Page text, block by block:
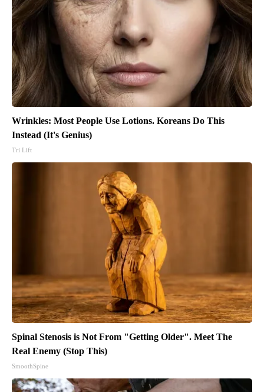
Wrinkles: Most People Use Lotions. Koreans Do This
Instead (It's Genius)
Tri Lift
Spinal Stenosis is Not From "Getting Older". Meet The
Real Enemy (Stop This)
SmoothSpine